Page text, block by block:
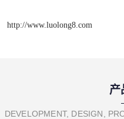
http://www.luolong8.com
产
DEVELOPMENT, DESIGN,